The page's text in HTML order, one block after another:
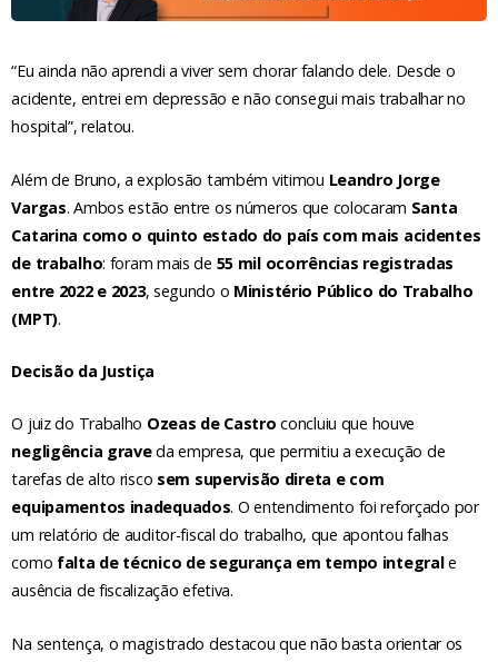
“Eu ainda não aprendi a viver sem chorar falando dele. Desde o
acidente, entrei em depressão e não consegui mais trabalhar no
hospital”, relatou.
Além de Bruno, a explosão também vitimou Leandro Jorge
Vargas. Ambos estão entre os números que colocaram Santa
Catarina como o quinto estado do país com mais acidentes
de trabalho: foram mais de 55 mil ocorrências registradas
entre 2022 e 2023, segundo o Ministério Público do Trabalho
(MPT).
Decisão da Justiça
O juiz do Trabalho Ozeas de Castro concluiu que houve
negligência graveda empresa, que permitiu a execução de
tarefas de alto risco sem supervisão direta e com
equipamentos inadequados. O entendimento foi reforçado por
um relatório de auditor-fiscal do trabalho, que apontou falhas
como falta de técnico de segurança em tempo integrale
ausência de fiscalização efetiva.
Na sentença, o magistrado destacou que não basta orientar os